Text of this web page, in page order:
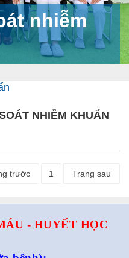
nhiễm
NHIỄM KHUẨN
trước 1 Trang sau
- HUYẾT HỌC